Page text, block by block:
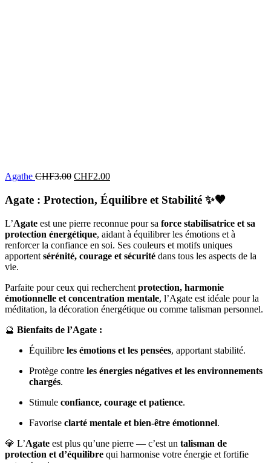
Agathe CHF3.00 CHF2.00
Agate : Protection, Équilibre et Stabilité ✨🤎
L’Agate est une pierre reconnue pour sa force stabilisatrice et sa
protection énergétique, aidant à équilibrer les émotions et à
renforcer la confiance en soi. Ses couleurs et motifs uniques
apportent sérénité, courage et sécurité dans tous les aspects de la
vie.
Parfaite pour ceux qui recherchent protection, harmonie
émotionnelle et concentration mentale, l’Agate est idéale pour la
méditation, la décoration énergétique ou comme talisman personnel.
🔮 Bienfaits de l’Agate :
Équilibre les émotions et les pensées, apportant stabilité.
Protège contre les énergies négatives et les environnements
chargés.
Stimule confiance, courage et patience.
Favorise clarté mentale et bien-être émotionnel.
💎 L’Agate est plus qu’une pierre — c’est un talisman de
protection et d’équilibre qui harmonise votre énergie et fortifie